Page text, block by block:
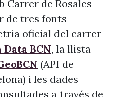
Carrer de Rosales
de tres fonts
oficial del carrer
BCN, la llista
(API de
i les dades
a través de